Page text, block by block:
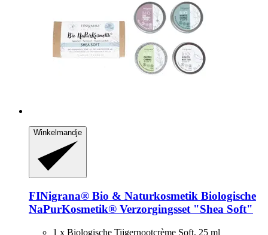
Winkelmandje
FINigrana® Bio & Naturkosmetik Biologische
NaPurKosmetik® Verzorgingsset "Shea Soft"
1 x Biologische Tijgernootcrème Soft, 25 ml